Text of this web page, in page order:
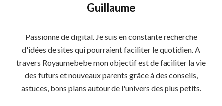
Guillaume
Passionné de digital. Je suis en constante recherche
d'idées de sites qui pourraient faciliter le quotidien. A
travers Royaumebebe mon objectif est de faciliter la vie
des futurs et nouveaux parents grâce à des conseils,
astuces, bons plans autour de l'univers des plus petits.